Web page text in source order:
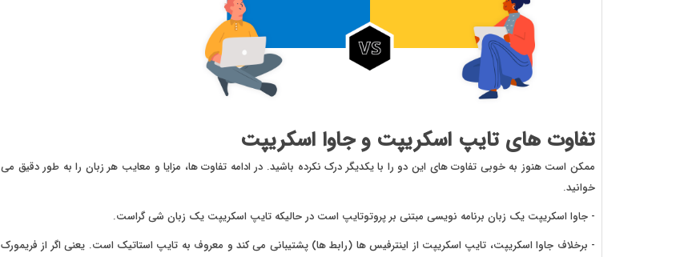
تفاوت های تایپ اسکریپت و جاوا اسکریپت
ممکن است هنوز به خوبی تفاوت های این دو را با یکدیگر درک نکرده باشید. در ادامه تفاوت ها، مزایا و معایب هر زبان را به طور دقیق می
خوانید.
- جاوا اسکریپت یک زبان برنامه نویسی مبتنی بر پروتوتایپ است در حالیکه تایپ اسکریپت یک زبان شی گراست.
- برخلاف جاوا اسکریپت، تایپ اسکریپت از اینترفیس ها (رابط ها) پشتیبانی می کند و معروف به تایپ استاتیک است. یعنی اگر از فریمورک